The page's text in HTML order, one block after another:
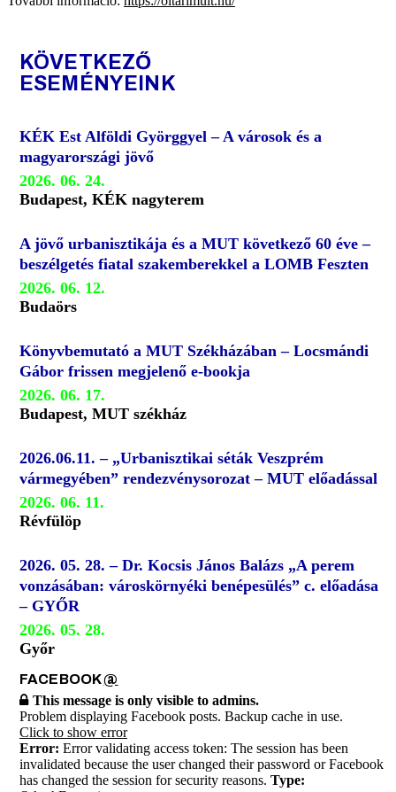
KÖVETKEZŐ
ESEMÉNYEINK
KÉK Est Alföldi Györggyel – A városok és a
magyarországi jövő
2026. 06. 24.
Budapest, KÉK nagyterem
A jövő urbanisztikája és a MUT következő 60 éve –
beszélgetés fiatal szakemberekkel a LOMB Feszten
2026. 06. 12.
Budaörs
Könyvbemutató a MUT Székházában – Locsmándi
Gábor frissen megjelenő e-bookja
2026. 06. 17.
Budapest, MUT székház
2026.06.11. – „Urbanisztikai séták Veszprém
vármegyében” rendezvénysorozat – MUT előadással
2026. 06. 11.
Révfülöp
2026. 05. 28. – Dr. Kocsis János Balázs „A perem
vonzásában: városkörnyéki benépesülés” c. előadása
– GYŐR
2026. 05. 28.
Győr
FACEBOOK@
This message is only visible to admins.
Problem displaying Facebook posts. Backup cache in use.
Click to show error
Error: Error validating access token: The session has been
invalidated because the user changed their password or Facebook
has changed the session for security reasons. Type: